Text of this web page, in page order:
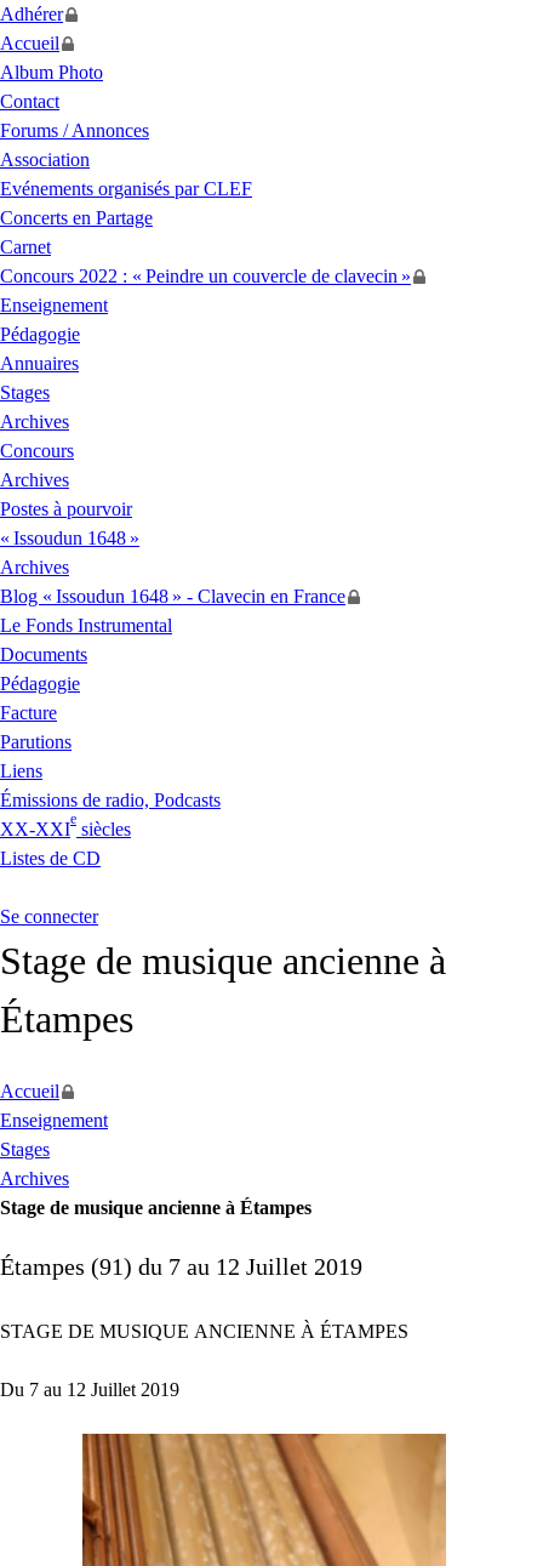
Adhérer
Accueil
Album Photo
Contact
Forums / Annonces
Association
Evénements organisés parCLEF
Concerts en Partage
Carnet
Concours 2022 : « Peindre un couvercle de clavecin »
Enseignement
Pédagogie
Annuaires
Stages
Archives
Concours
Archives
Postes à pourvoir
« Issoudun 1648 »
Archives
Blog « Issoudun 1648 » - Clavecin en France
Le Fonds Instrumental
Documents
Pédagogie
Facture
Parutions
Liens
Émissions de radio, Podcasts
XX-XXI
e
siècles
Listes de CD
Se connecter
Stage de musique ancienne à
Étampes
Accueil
Enseignement
Stages
Archives
Stage de musique ancienne à Étampes
Étampes (91) du 7 au 12 Juillet 2019
STAGE DE MUSIQUE ANCIENNE À ÉTAMPES
Du 7 au 12 Juillet 2019